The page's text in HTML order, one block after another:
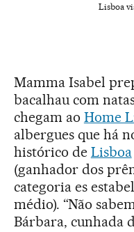
Lisboa
Mamma Isabel
bacalhau com
chegam ao Home
albergues que há
histórico de Lisboa
(ganhador dos
categoria es
médio). “Não
Bárbara, cunhada